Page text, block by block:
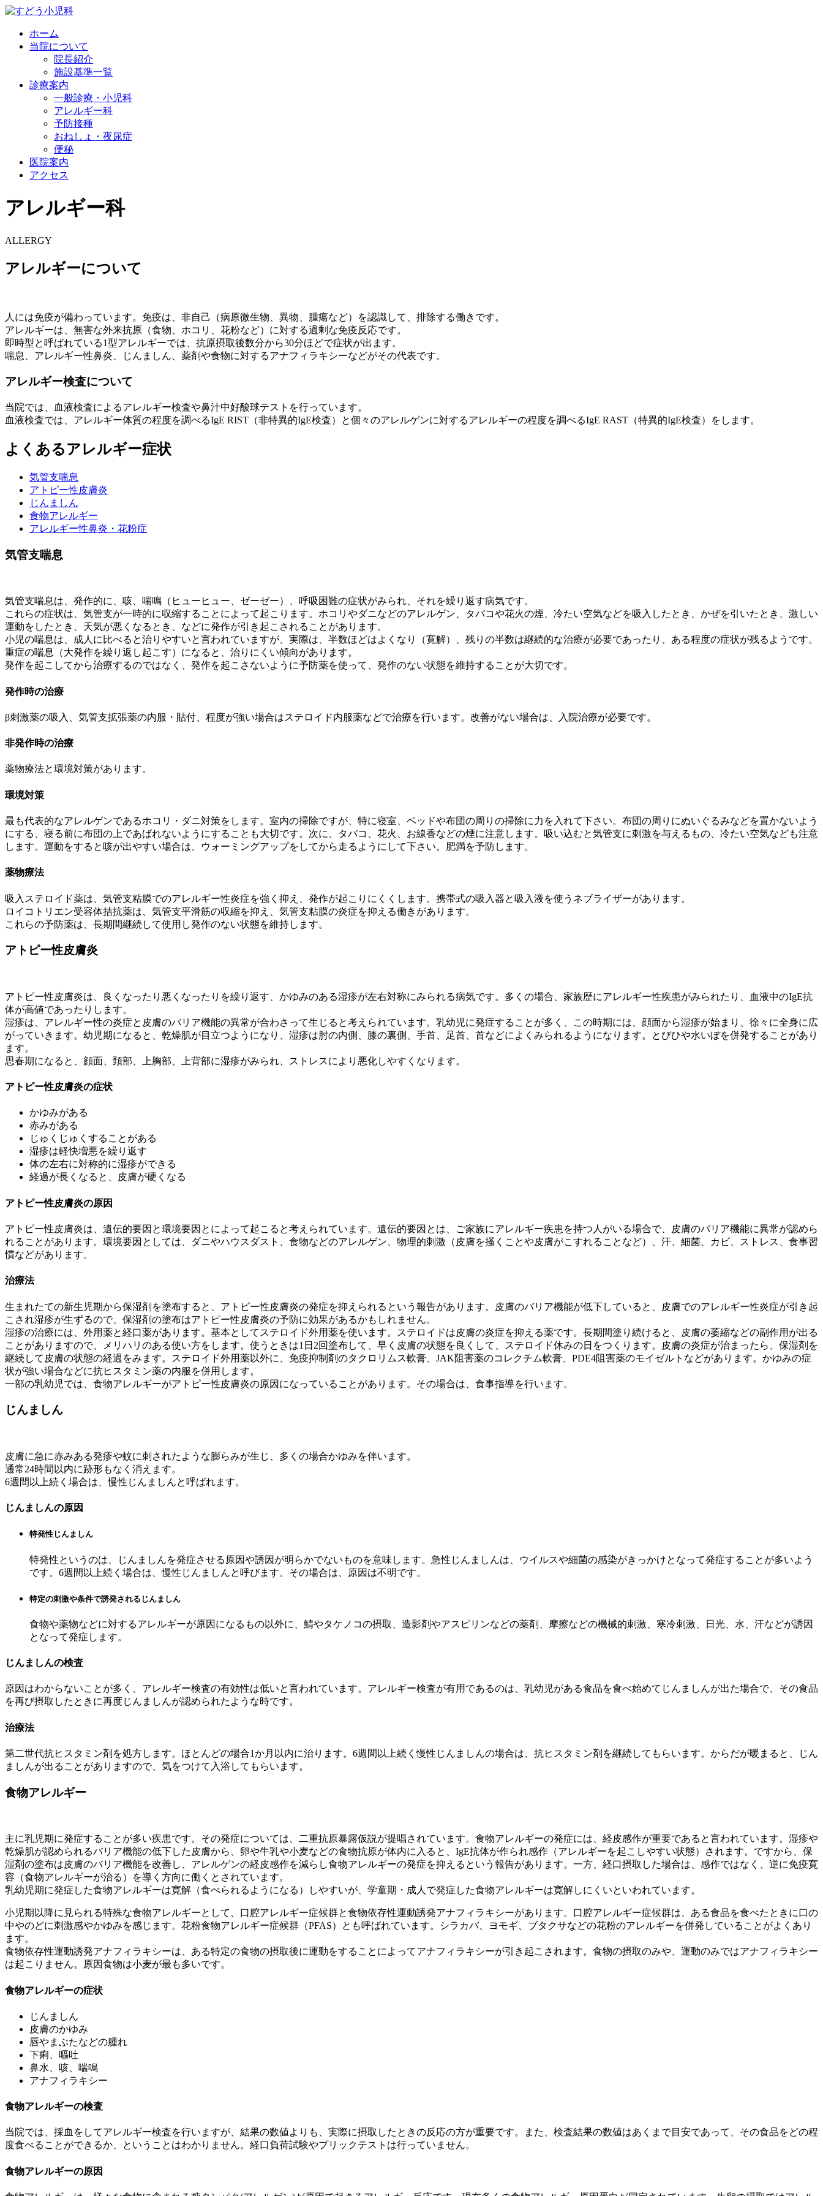
ホーム
当院について
院長紹介
施設基準一覧
診療案内
一般診療・小児科
アレルギー科
予防接種
おねしょ・夜尿症
便秘
医院案内
アクセス
アレルギー科
ALLERGY
アレルギーについて
人には免疫が備わっています。免疫は、非自己（病原微生物、異物、腫瘍など）を認識して、排除する働きです。
アレルギーは、無害な外来抗原（食物、ホコリ、花粉など）に対する過剰な免疫反応です。
即時型と呼ばれている1型アレルギーでは、抗原摂取後数分から30分ほどで症状が出ます。
喘息、アレルギー性鼻炎、じんましん、薬剤や食物に対するアナフィラキシーなどがその代表です。
アレルギー検査について
当院では、血液検査によるアレルギー検査や鼻汁中好酸球テストを行っています。
血液検査では、アレルギー体質の程度を調べるIgE RIST（非特異的IgE検査）と個々のアレルゲンに対するアレルギーの程度を調べるIgE RAST（特異的IgE検査）をします。
よくあるアレルギー症状
気管支喘息
アトピー性皮膚炎
じんましん
食物アレルギー
アレルギー性鼻炎・花粉症
気管支喘息
気管支喘息は、発作的に、咳、喘鳴（ヒューヒュー、ゼーゼー）、呼吸困難の症状がみられ、それを繰り返す病気です。
これらの症状は、気管支が一時的に収縮することによって起こります。ホコリやダニなどのアレルゲン、タバコや花火の煙、冷たい空気などを吸入したとき、かぜを引いたとき、激しい
運動をしたとき、天気が悪くなるとき、などに発作が引き起こされることがあります。
小児の喘息は、成人に比べると治りやすいと言われていますが、実際は、半数ほどはよくなり（寛解）、残りの半数は継続的な治療が必要であったり、ある程度の症状が残るようです。
重症の喘息（大発作を繰り返し起こす）になると、治りにくい傾向があります。
発作を起こしてから治療するのではなく、発作を起こさないように予防薬を使って、発作のない状態を維持することが大切です。
発作時の治療
β刺激薬の吸入、気管支拡張薬の内服・貼付、程度が強い場合はステロイド内服薬などで治療を行います。改善がない場合は、入院治療が必要です。
非発作時の治療
薬物療法と環境対策があります。
環境対策
最も代表的なアレルゲンであるホコリ・ダニ対策をします。室内の掃除ですが、特に寝室、ベッドや布団の周りの掃除に力を入れて下さい。布団の周りにぬいぐるみなどを置かないよう
にする、寝る前に布団の上であばれないようにすることも大切です。次に、タバコ、花火、お線香などの煙に注意します。吸い込むと気管支に刺激を与えるもの、冷たい空気なども注意
します。運動をすると咳が出やすい場合は、ウォーミングアップをしてから走るようにして下さい。肥満を予防します。
薬物療法
吸入ステロイド薬は、気管支粘膜でのアレルギー性炎症を強く抑え、発作が起こりにくくします。携帯式の吸入器と吸入液を使うネブライザーがあります。
ロイコトリエン受容体拮抗薬は、気管支平滑筋の収縮を抑え、気管支粘膜の炎症を抑える働きがあります。
これらの予防薬は、長期間継続して使用し発作のない状態を維持します。
アトピー性皮膚炎
アトピー性皮膚炎は、良くなったり悪くなったりを繰り返す、かゆみのある湿疹が左右対称にみられる病気です。多くの場合、家族歴にアレルギー性疾患がみられたり、血液中のIgE抗
体が高値であったりします。
湿疹は、アレルギー性の炎症と皮膚のバリア機能の異常が合わさって生じると考えられています。乳幼児に発症することが多く、この時期には、顔面から湿疹が始まり、徐々に全身に広
がっていきます。幼児期になると、乾燥肌が目立つようになり、湿疹は肘の内側、膝の裏側、手首、足首、首などによくみられるようになります。とびひや水いぼを併発することがあり
ます。
思春期になると、顔面、頚部、上胸部、上背部に湿疹がみられ、ストレスにより悪化しやすくなります。
アトピー性皮膚炎の症状
かゆみがある
赤みがある
じゅくじゅくすることがある
湿疹は軽快増悪を繰り返す
体の左右に対称的に湿疹ができる
経過が長くなると、皮膚が硬くなる
アトピー性皮膚炎の原因
アトピー性皮膚炎は、遺伝的要因と環境要因とによって起こると考えられています。遺伝的要因とは、ご家族にアレルギー疾患を持つ人がいる場合で、皮膚のバリア機能に異常が認めら
れることがあります。環境要因としては、ダニやハウスダスト、食物などのアレルゲン、物理的刺激（皮膚を掻くことや皮膚がこすれることなど）、汗、細菌、カビ、ストレス、食事習
慣などがあります。
治療法
生まれたての新生児期から保湿剤を塗布すると、アトピー性皮膚炎の発症を抑えられるという報告があります。皮膚のバリア機能が低下していると、皮膚でのアレルギー性炎症が引き起
こされ湿疹が生ずるので、保湿剤の塗布はアトピー性皮膚炎の予防に効果があるかもしれません。
湿疹の治療には、外用薬と経口薬があります。基本としてステロイド外用薬を使います。ステロイドは皮膚の炎症を抑える薬です。長期間塗り続けると、皮膚の萎縮などの副作用が出る
ことがありますので、メリハリのある使い方をします。使うときは1日2回塗布して、早く皮膚の状態を良くして、ステロイド休みの日をつくります。皮膚の炎症が治まったら、保湿剤を
継続して皮膚の状態の経過をみます。ステロイド外用薬以外に、免疫抑制剤のタクロリムス軟膏、JAK阻害薬のコレクチム軟膏、PDE4阻害薬のモイゼルトなどがあります。かゆみの症
状が強い場合などに抗ヒスタミン薬の内服を併用します。
一部の乳幼児では、食物アレルギーがアトピー性皮膚炎の原因になっていることがあります。その場合は、食事指導を行います。
じんましん
皮膚に急に赤みある発疹や蚊に刺されたような膨らみが生じ、多くの場合かゆみを伴います。
通常24時間以内に跡形もなく消えます。
6週間以上続く場合は、慢性じんましんと呼ばれます。
じんましんの原因
特発性じんましん
特発性というのは、じんましんを発症させる原因や誘因が明らかでないものを意味します。急性じんましんは、ウイルスや細菌の感染がきっかけとなって発症することが多いよう
です。6週間以上続く場合は、慢性じんましんと呼びます。その場合は、原因は不明です。
特定の刺激や条件で誘発されるじんましん
食物や薬物などに対するアレルギーが原因になるもの以外に、鯖やタケノコの摂取、造影剤やアスピリンなどの薬剤、摩擦などの機械的刺激、寒冷刺激、日光、水、汗などが誘因
となって発症します。
じんましんの検査
原因はわからないことが多く、アレルギー検査の有効性は低いと言われています。アレルギー検査が有用であるのは、乳幼児がある食品を食べ始めてじんましんが出た場合で、その食品
を再び摂取したときに再度じんましんが認められたような時です。
治療法
第二世代抗ヒスタミン剤を処方します。ほとんどの場合1か月以内に治ります。6週間以上続く慢性じんましんの場合は、抗ヒスタミン剤を継続してもらいます。からだが暖まると、じん
ましんが出ることがありますので、気をつけて入浴してもらいます。
食物アレルギー
主に乳児期に発症することが多い疾患です。その発症については、二重抗原暴露仮説が提唱されています。食物アレルギーの発症には、経皮感作が重要であると言われています。湿疹や
乾燥肌が認められるバリア機能の低下した皮膚から、卵や牛乳や小麦などの食物抗原が体内に入ると、IgE抗体が作られ感作（アレルギーを起こしやすい状態）されます。ですから、保
湿剤の塗布は皮膚のバリア機能を改善し、アレルゲンの経皮感作を減らし食物アレルギーの発症を抑えるという報告があります。一方、経口摂取した場合は、感作ではなく、逆に免疫寛
容（食物アレルギーが治る）を導く方向に働くとされています。
乳幼児期に発症した食物アレルギーは寛解（食べられるようになる）しやすいが、学童期・成人で発症した食物アレルギーは寛解しにくいといわれています。
小児期以降に見られる特殊な食物アレルギーとして、口腔アレルギー症候群と食物依存性運動誘発アナフィラキシーがあります。口腔アレルギー症候群は、ある食品を食べたときに口の
中やのどに刺激感やかゆみを感じます。花粉食物アレルギー症候群（PFAS）とも呼ばれています。シラカバ、ヨモギ、ブタクサなどの花粉のアレルギーを併発していることがよくあり
ます。
食物依存性運動誘発アナフィラキシーは、ある特定の食物の摂取後に運動をすることによってアナフィラキシーが引き起こされます。食物の摂取のみや、運動のみではアナフィラキシー
は起こりません。原因食物は小麦が最も多いです。
食物アレルギーの症状
じんましん
皮膚のかゆみ
唇やまぶたなどの腫れ
下痢、嘔吐
鼻水、咳、喘鳴
アナフィラキシー
食物アレルギーの検査
当院では、採血をしてアレルギー検査を行いますが、結果の数値よりも、実際に摂取したときの反応の方が重要です。また、検査結果の数値はあくまで目安であって、その食品をどの程
度食べることができるか、ということはわかりません。経口負荷試験やプリックテストは行っていません。
食物アレルギーの原因